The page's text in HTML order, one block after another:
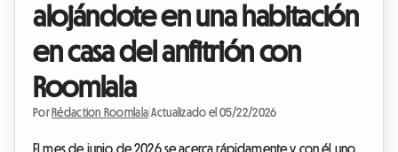
alojándote en una habitación
en casa del anfitrión con
Roomlala
Por Rédaction Roomlala |Actualizado el 05/22/2026
El mes de junio de 2026 se acerca rápidamente y con él uno